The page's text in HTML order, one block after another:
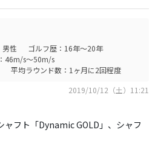
す。
男性
ゴルフ歴：16年～20年
46m/s～50m/s
平均ラウンド数：1ヶ月に2回程度
2019/10/12（土）11:21
ャフト「Dynamic GOLD」、シャフ